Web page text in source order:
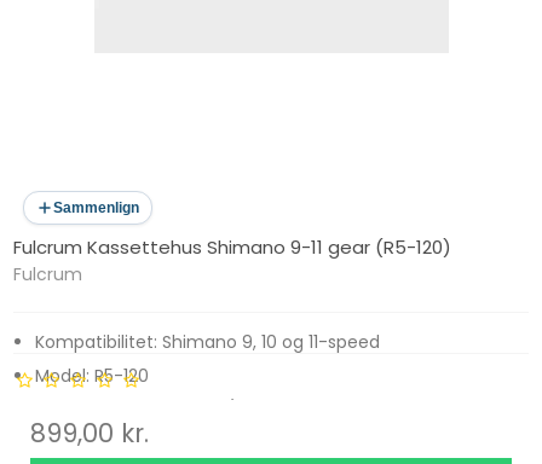
Sammenlign
Fulcrum Kassettehus Shimano 9-11 gear (R5-120)
Fulcrum
Kompatibilitet: Shimano 9, 10 og 11-speed
Model: R5-120
899,00 kr.